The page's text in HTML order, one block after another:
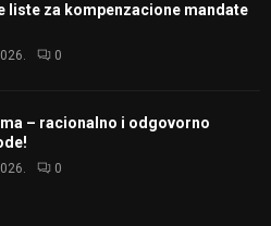
liste za kompenzacione mandate
0
– racionalno i odgovorno
0